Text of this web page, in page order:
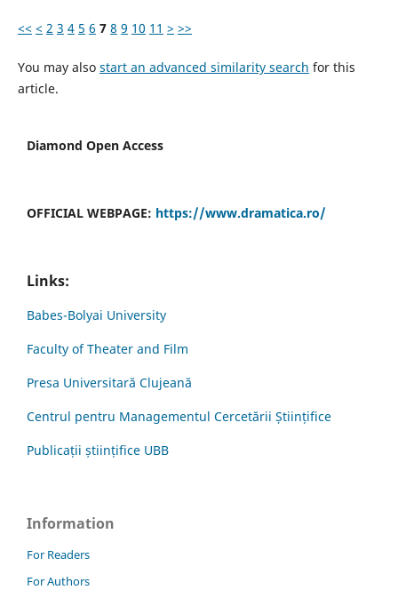
<< < 2 3 4 5 6 7 8 9 10 11 > >>
You may also start an advanced similarity search for this
article.
Diamond Open Access
OFFICIAL WEBPAGE: https://www.dramatica.ro/
Links:
Babes-Bolyai University
Faculty of Theater and Film
Presa Universitară Clujeană
Centrul pentru Managementul Cercetării Științifice
Publicații științifice UBB
Information
For Readers
For Authors